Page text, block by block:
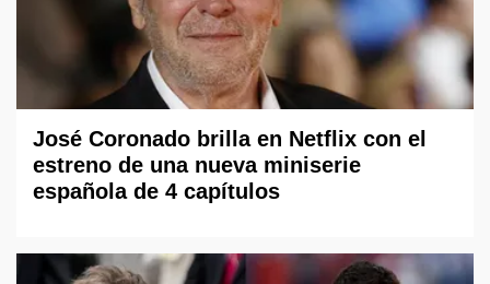
José Coronado brilla en Netflix con el
estreno de una nueva miniserie
española de 4 capítulos